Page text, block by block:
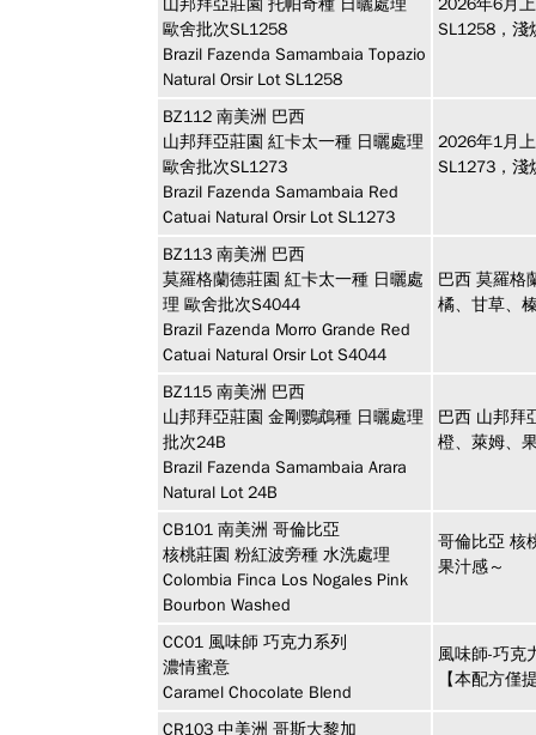
山邦拜亞莊園 托帕奇種 日曬處理
歐舍批次SL1258
Brazil Fazenda Samambaia Topazio
Natural Orsir Lot SL1258
2026年6月
SL1258，淺
BZ112 南美洲 巴西
山邦拜亞莊園 紅卡太一種 日曬處理
歐舍批次SL1273
Brazil Fazenda Samambaia Red
Catuai Natural Orsir Lot SL1273
2026年1月
SL1273，淺
BZ113 南美洲 巴西
莫羅格蘭德莊園 紅卡太一種 日曬處
理 歐舍批次S4044
Brazil Fazenda Morro Grande Red
Catuai Natural Orsir Lot S4044
巴西 莫羅格
橘、甘草、
BZ115 南美洲 巴西
山邦拜亞莊園 金剛鸚鵡種 日曬處理
批次24B
Brazil Fazenda Samambaia Arara
Natural Lot 24B
巴西 山邦拜
橙、萊姆、
CB101 南美洲 哥倫比亞
核桃莊園 粉紅波旁種 水洗處理
Colombia Finca Los Nogales Pink
Bourbon Washed
哥倫比亞 核
果汁感～
CC01 風味師 巧克力系列
濃情蜜意
Caramel Chocolate Blend
風味師-巧
【本配方僅
CR103 中美洲 哥斯大黎加